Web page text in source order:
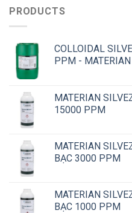
PRODUCTS
COLLOIDAL
PPM -
MATERIAN
15000 PPM
MATERIAN
BẠC 3000 PPM
MATERIAN
BẠC 1000 PPM